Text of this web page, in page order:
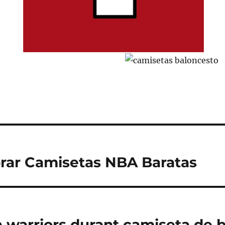
Camisetas NBA Baratas